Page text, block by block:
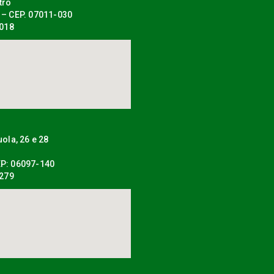
CEP. 07011-030
26 e 28
06097-140